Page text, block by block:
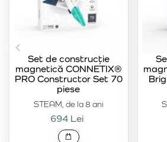
STEAM, de la 8 ani
Set de construcție
magnetică CONNETIX®
PRO Constructor Set 70
piese
694 Lei